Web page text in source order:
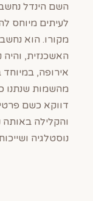
השם הינדל
לעיתים מיוחס
מקורו. הוא
האשכנזית, והיה
מהשמות שנתנו
דווקא כשם
והקלילה
נוסטלגיה